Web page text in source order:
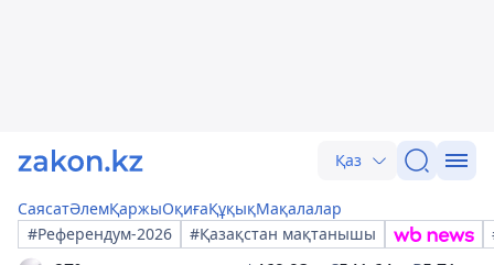
Қаз
СаясатӘлемҚаржыОқиғаҚұқықМақалалар
#Референдум-2026
#Қазақстан мақтанышы